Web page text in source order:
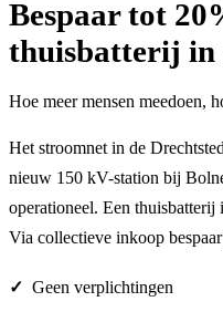
Bespaartot
thuisbatterij
Hoe meer mensen meedoen,
Het stroomnet in de
nieuw 150 kV-station bij
operationeel. Een
Via collectieve inkoop
Geen verplichtingen